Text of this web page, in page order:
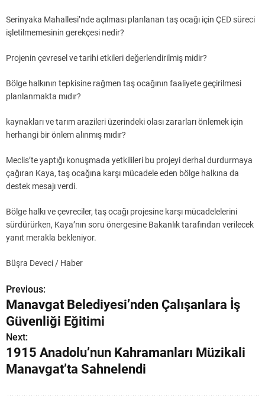
Serinyaka Mahallesi’nde açılması planlanan taş ocağı için ÇED süreci
işletilmemesinin gerekçesi nedir?
Projenin çevresel ve tarihi etkileri değerlendirilmiş midir?
Bölge halkının tepkisine rağmen taş ocağının faaliyete geçirilmesi
planlanmakta mıdır?
kaynakları ve tarım arazileri üzerindeki olası zararları önlemek için
herhangi bir önlem alınmış mıdır?
Meclis’te yaptığı konuşmada yetkilileri bu projeyi derhal durdurmaya
çağıran Kaya, taş ocağına karşı mücadele eden bölge halkına da
destek mesajı verdi.
Bölge halkı ve çevreciler, taş ocağı projesine karşı mücadelelerini
sürdürürken, Kaya’nın soru önergesine Bakanlık tarafından verilecek
yanıt merakla bekleniyor.
Büşra Deveci / Haber
Y
a
z
ı
Previous:
Manavgat Belediyesi’nden Çalışanlara İş
Güvenliği Eğitimi
Next:
1915 Anadolu’nun Kahramanları Müzikali
Manavgat’ta Sahnelendi